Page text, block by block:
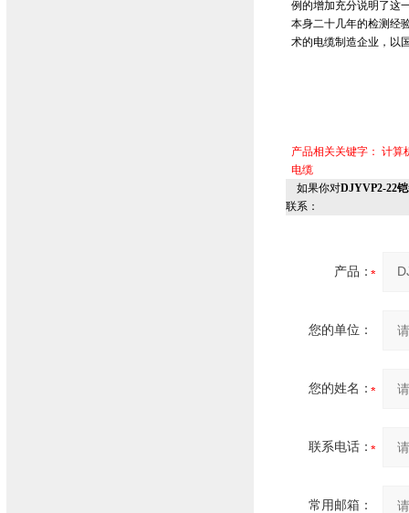
例的增加充分说明了这
本身二十几年的检测经
术的电缆制造企业，以
产品相关关键字： 计算
电缆
如果你对DJYVP2-22
联系：
产品：
您的单位：
您的姓名：
联系电话：
常用邮箱：